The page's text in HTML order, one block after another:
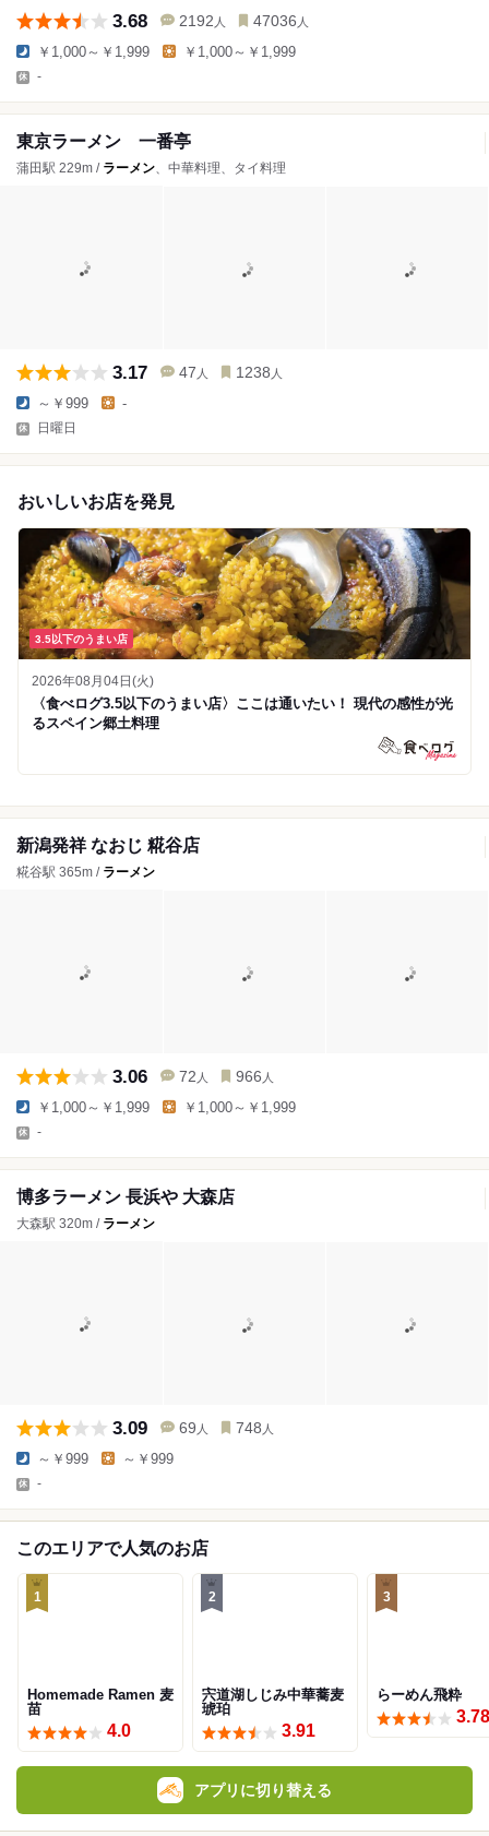
3.68 2192 人 47036 人
￥1,000～￥1,999 ￥1,000～￥1,999
-
東京ラーメン 一番亭
蒲田駅 229m / ラーメン、中華料理、タイ料理
3.17 47 人 1238 人
～￥999 -
日曜日
おいしいお店を発見
3.5以下のうまい店
2026年08月04日(火)
〈食べログ3.5以下のうまい店〉ここは通いたい！ 現代の感性が光
るスペイン郷土料理
新潟発祥 なおじ 糀谷店
糀谷駅 365m / ラーメン
3.06 72 人 966 人
￥1,000～￥1,999 ￥1,000～￥1,999
-
博多ラーメン 長浜や 大森店
大森駅 320m / ラーメン
3.09 69 人 748 人
～￥999 ～￥999
-
このエリアで人気のお店
1
Homemade Ramen 麦
苗
4.0
2
宍道湖しじみ中華蕎麦
琥珀
3.91
3
らーめん飛粋
3.78
アプリに切り替える